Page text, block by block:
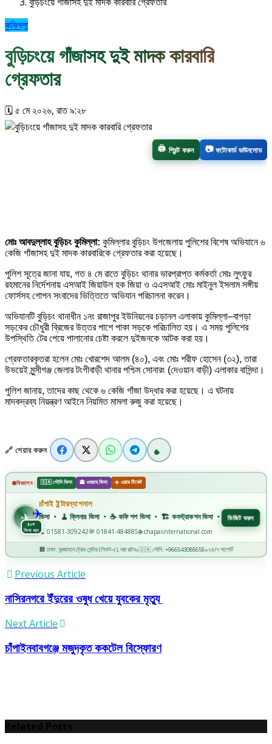
কুমিল্লা
বুড়িচংয়ে গাঁজাসহ দুই মাদক কারবারি
গ্রেফতার
🗓️ ৫ মে ২০২৬, রাত ৯:২৮
🖨️ প্রিন্ট করুন 📷ফটোকার্ড ডাউনলোড
মোঃ আবদুল্লাহ বুড়িচং কুমিল্লা: কুমিল্লার বুড়িচং উপজেলায় পুলিশের বিশেষ অভিযানে ৬
কেজি গাঁজাসহ দুই মাদক কারবারিকে গ্রেফতার করা হয়েছে।
পুলিশ সূত্রে জানা যায়, গত ৪ মে রাতে বুড়িচং থানার ভারপ্রাপ্ত কর্মকর্তা মোঃ লুৎফুর
রহমানের নির্দেশনায় এসআই জিয়াউল হক জিয়া ও এএসআই মোঃ মাইনুল ইসলাম সঙ্গীয়
ফোর্সসহ গোপন সংবাদের ভিত্তিতে অভিযান পরিচালনা করেন।
অভিযানটি বুড়িচং থানাধীন ১নং রাজাপুর ইউনিয়নের চড়ানল এলাকায় কুমিল্লা–বাগড়া
সড়কের চৌধুরী ব্রিজের উত্তর পাশে পাকা সড়কে পরিচালিত হয়। এ সময় পুলিশের
উপস্থিতি টের পেয়ে পালানোর চেষ্টা করলে দুইজনকে আটক করা হয়।
গ্রেফতারকৃতরা হলেন মোঃ খোরশেদ আলম (৪০), এবং মোঃ শরীফ হোসেন (৩২), তারা
উভয়েই মুন্সীগঞ্জ জেলার টংগীবাড়ী থানার পশ্চিম সোনারং (দেওয়ান বাড়ী) এলাকার বাসিন্দা।
পুলিশ জানায়, তাদের কাছ থেকে ৬ কেজি গাঁজা উদ্ধার করা হয়েছে। এ ঘটনায়
মাদকদ্রব্য নিয়ন্ত্রণ আইনে নিয়মিত মামলা রুজু করা হয়েছে।
🔗 শেয়ার করুন
বিজ্ঞাপন | 🇸🇦 সৌদি ভিসা 🕋 ওমরাহ ভিসা ✈️ এয়ার টিকেট
✈৪০+
ভিসা ধরন
চাঁপাই ইন্টারন্যাশনাল
ভিসা • 🧹 ক্লিনার ভিসা • ☕ কফি শপ ভিসা • 🏗️ কনস্ট্রাকশন ভিসা • 🏭 ফ্যাক্টরি ভিসা • 🏥
📞 01581-309242💬 01841-484885🌐 chapaiinternational.com
ভিজিট করুন
🏢 ঢাকা: নুরজাহান ট্রেড সেন্টার (লিফট-৫), নয়া পল্টন◆🇸🇦 সৌদি: +966543088658◆২৪/৭ সাপোর্ট
✈️
Previous Article
নাসিরনগরে ইঁদুরের ওষুধ খেয়ে যুবকের মৃত্যু
Next Article
চাঁপাইনবাবগঞ্জে মজুদকৃত ককটেল বিস্ফোরণ